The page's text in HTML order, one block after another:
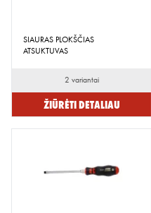
SIAURAS PLOKŠČIAS
ATSUKTUVAS
2 variantai
Žiūrėti detaliau